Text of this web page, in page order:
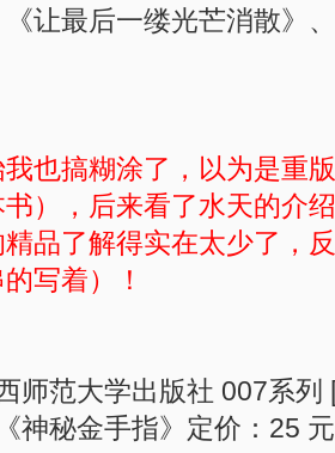
让最后一缕光芒消散》
也搞糊涂了，以为是重
），后来看了水天的介
精品了解得实在太少了
写着）！
师范大学出版社 007系列
神秘金手指》定价：25 元